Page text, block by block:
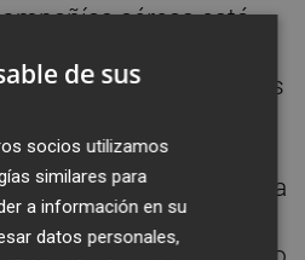
aéreas está
europeas, frente a
Aquí están sometidos
sin
a competir, o a
joint-venture
a la UE para
y en
de sus
socios utilizamos
similares para
a información en su
datos personales,